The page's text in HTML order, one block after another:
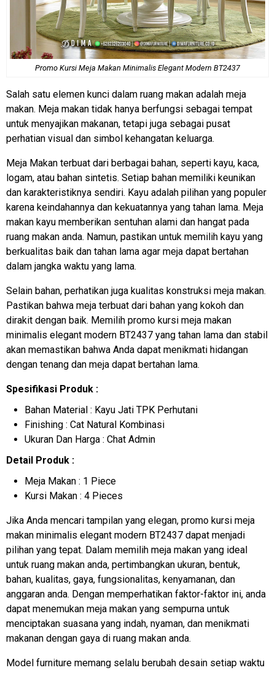
Promo Kursi Meja Makan Minimalis Elegant Modern BT2437
Salah satu elemen kunci dalam ruang makan adalah meja
makan. Meja makan tidak hanya berfungsi sebagai tempat
untuk menyajikan makanan, tetapi juga sebagai pusat
perhatian visual dan simbol kehangatan keluarga.
Meja Makan terbuat dari berbagai bahan, seperti kayu, kaca,
logam, atau bahan sintetis. Setiap bahan memiliki keunikan
dan karakteristiknya sendiri. Kayu adalah pilihan yang populer
karena keindahannya dan kekuatannya yang tahan lama. Meja
makan kayu memberikan sentuhan alami dan hangat pada
ruang makan anda. Namun, pastikan untuk memilih kayu yang
berkualitas baik dan tahan lama agar meja dapat bertahan
dalam jangka waktu yang lama.
Selain bahan, perhatikan juga kualitas konstruksi meja makan.
Pastikan bahwa meja terbuat dari bahan yang kokoh dan
dirakit dengan baik. Memilih promo kursi meja makan
minimalis elegant modern BT2437 yang tahan lama dan stabil
akan memastikan bahwa Anda dapat menikmati hidangan
dengan tenang dan meja dapat bertahan lama.
Spesifikasi Produk :
Bahan Material : Kayu Jati TPK Perhutani
Finishing : Cat Natural Kombinasi
Ukuran Dan Harga : Chat Admin
Detail Produk :
Meja Makan : 1 Piece
Kursi Makan : 4 Pieces
Jika Anda mencari tampilan yang elegan, promo kursi meja
makan minimalis elegant modern BT2437 dapat menjadi
pilihan yang tepat. Dalam memilih meja makan yang ideal
untuk ruang makan anda, pertimbangkan ukuran, bentuk,
bahan, kualitas, gaya, fungsionalitas, kenyamanan, dan
anggaran anda. Dengan memperhatikan faktor-faktor ini, anda
dapat menemukan meja makan yang sempurna untuk
menciptakan suasana yang indah, nyaman, dan menikmati
makanan dengan gaya di ruang makan anda.
Model furniture memang selalu berubah desain setiap waktu